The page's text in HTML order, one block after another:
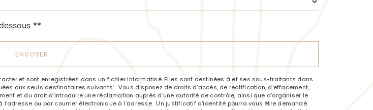
**
ENVOYER
et sont enregistrées dans un fichier informatisé. Elles sont destinées à et ses sous-traitants dans
aux seuls destinataires suivants: . Vous disposez de droits d’accès, de rectification, d’effacement,
et du droit d’introduire une réclamation auprès d’une autorité de contrôle, ainsi que d’organiser le
l'adresse ou par courrier électronique à l'adresse . Un justificatif d'identité pourra vous être demandé.